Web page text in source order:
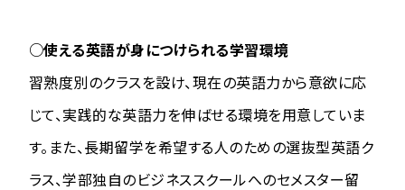
○使える英語が身につけられる学習環境
習熟度別のクラスを設け、現在の英語力から意欲に応
じて、実践的な英語力を伸ばせる環境を用意していま
す。また、長期留学を希望する人のための選抜型英語ク
ラス、学部独自のビジネススクールへのセメスター留